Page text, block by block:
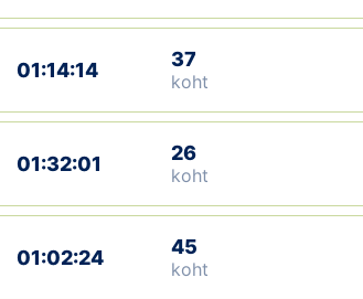
01:14:14 37
koht
01:32:01 26
koht
01:02:24 45
koht